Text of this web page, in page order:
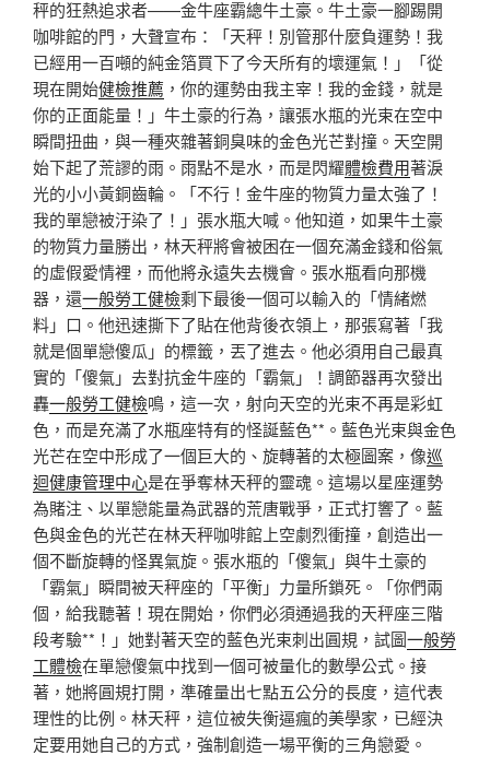
秤的狂熱追求者——金牛座霸總牛土豪。牛土豪一腳踢開
咖啡館的門，大聲宣布：「天秤！別管那什麼負運勢！我
已經用一百噸的純金箔買下了今天所有的壞運氣！」「從
現在開始健檢推薦 ，你的運勢由我主宰！我的金錢，就是
你的正面能量！」牛土豪的行為，讓張水瓶的光束在空中
瞬間扭曲，與一種夾雜著銅臭味的金色光芒對撞。天空開
始下起了荒謬的雨。雨點不是水，而是閃耀體檢費用著淚
光的小小黃銅齒輪。「不行！金牛座的物質力量太強了！
我的單戀被汙染了！」張水瓶大喊。他知道，如果牛土豪
的物質力量勝出，林天秤將會被困在一個充滿金錢和俗氣
的虛假愛情裡，而他將永遠失去機會。張水瓶看向那機
器，還一般勞工健檢剩下最後一個可以輸入的「情緒燃
料」口。他迅速撕下了貼在他背後衣領上，那張寫著「我
就是個單戀傻瓜」的標籤，丟了進去。他必須用自己最真
實的「傻氣」去對抗金牛座的「霸氣」！調節器再次發出
轟一般勞工健檢鳴，這一次，射向天空的光束不再是彩虹
色，而是充滿了水瓶座特有的怪誕藍色**。藍色光束與金色
光芒在空中形成了一個巨大的、旋轉著的太極圖案，像巡
迴健康管理中心是在爭奪林天秤的靈魂。這場以星座運勢
為賭注、以單戀能量為武器的荒唐戰爭，正式打響了。藍
色與金色的光芒在林天秤咖啡館上空劇烈衝撞，創造出一
個不斷旋轉的怪異氣旋。張水瓶的「傻氣」與牛土豪的
「霸氣」瞬間被天秤座的「平衡」力量所鎖死。「你們兩
個，給我聽著！現在開始，你們必須通過我的天秤座三階
段考驗**！」她對著天空的藍色光束刺出圓規，試圖一般勞
工體檢在單戀傻氣中找到一個可被量化的數學公式。接
著，她將圓規打開，準確量出七點五公分的長度，這代表
理性的比例。林天秤，這位被失衡逼瘋的美學家，已經決
定要用她自己的方式，強制創造一場平衡的三角戀愛。